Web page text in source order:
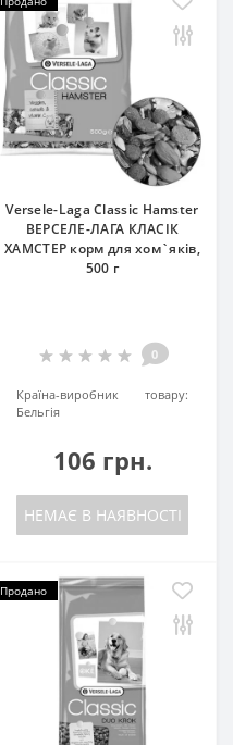
Versele-Laga Classic Hamster
ВЕРСЕЛЕ-ЛАГА КЛАСІК
ХАМСТЕР корм для хом`яків,
500 г
0
Країна-виробник товару:
Бельгія
106 грн.
НЕМАЄ В НАЯВНОСТІ
Продано